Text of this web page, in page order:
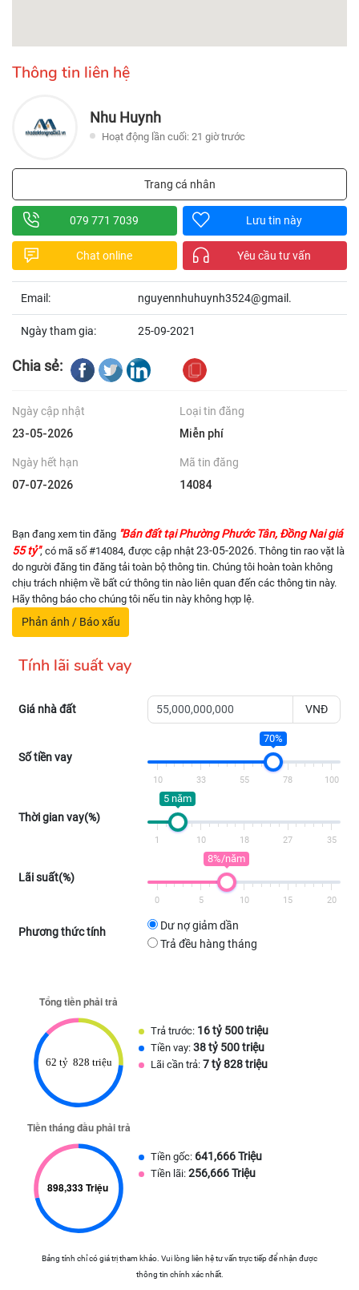
Thông tin liên hệ
Nhu Huynh
Hoạt động lần cuối: 21 giờ trước
Trang cá nhân
079 771 7039 Lưu tin này
Chat online Yêu cầu tư vấn
Email: nguyennhuhuynh3524@gmail.
Ngày tham gia: 25-09-2021
Chia sẻ:
Ngày cập nhật
23-05-2026
Loại tin đăng
Miễn phí
Ngày hết hạn
07-07-2026
Mã tin đăng
14084
Bạn đang xem tin đăng "Bán đất tại Phường Phước Tân, Đồng Nai giá
55 tỷ", có mã số #14084, được cập nhật 23-05-2026. Thông tin rao vặt là
do người đăng tin đăng tải toàn bộ thông tin. Chúng tôi hoàn toàn không
chịu trách nhiệm về bất cứ thông tin nào liên quan đến các thông tin này.
Hãy thông báo cho chúng tôi nếu tin này không hợp lệ.
Phản ánh / Báo xấu
Tính lãi suất vay
Giá nhà đất VNĐ
Số tiền vay
70%
10 33 55 78 100
Thời gian vay(%)
5 năm
1 10 18 27 35
Lãi suất(%)
8%/năm
0 5 10 15 20
Phương thức tính
Dư nợ giảm dần
Trả đều hàng tháng
Trả trước: 16 tỷ 500 triệu
Tiền vay: 38 tỷ 500 triệu
Lãi cần trả: 7 tỷ 828 triệu
Tiền gốc: 641,666 Triệu
Tiền lãi: 256,666 Triệu
Bảng tính chỉ có giá trị tham khảo. Vui lòng liên hệ tư vấn trực tiếp để nhận được
thông tin chính xác nhất.